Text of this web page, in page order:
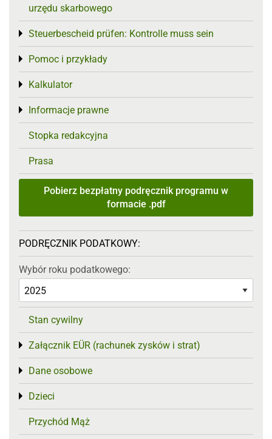
urzędu skarbowego
Steuerbescheid prüfen: Kontrolle muss sein
Toggle menu
Pomoc i przykłady
Toggle menu
Kalkulator
Toggle menu
Informacje prawne
Toggle menu
Stopka redakcyjna
Prasa
Pobierz bezpłatny podręcznik programu w
formacie .pdf
PODRĘCZNIK PODATKOWY:
Wybór roku podatkowego:
Stan cywilny
Załącznik EÜR (rachunek zysków i strat)
Toggle menu
Dane osobowe
Toggle menu
Dzieci
Toggle menu
Przychód Mąż